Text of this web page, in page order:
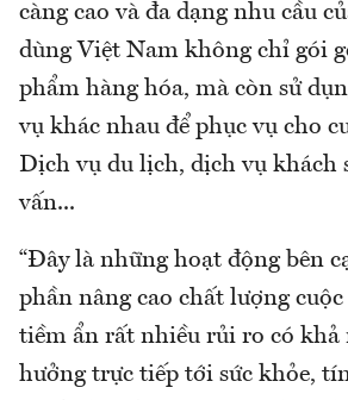
càng cao và đa dạng nhu cầu
dùng Việt Nam không chỉ gói
phẩm hàng hóa, mà còn sử
vụ khác nhau để phục vụ cho
Dịch vụ du lịch, dịch vụ khách
vấn...
“Đây là những hoạt động bên
phần nâng cao chất lượng
tiềm ẩn rất nhiều rủi ro có khả
hưởng trực tiếp tới sức khỏe,